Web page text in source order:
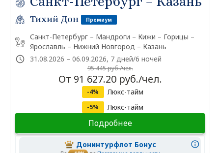
Тихий Дон Премиум
Санкт-Петербург – Мандроги – Кижи – Горицы –
Ярославль – Нижний Новгород – Казань
31.08.2026 – 06.09.2026, 7 дней/6 ночей
95 445 руб./чел.
От 91 627.20 руб./чел.
-4% Люкс-тайм
-5% Люкс-тайм
Подробнее
Донинтурфлот Бонус